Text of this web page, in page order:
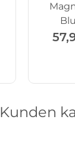
Kunden